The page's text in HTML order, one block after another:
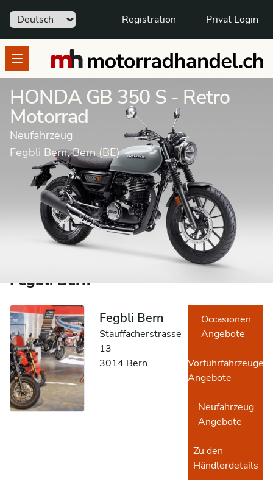
Sprache Registration Privat Login
Open menumotorradhandel.ch
HONDA GB 350 S - Retro
Motorrad
Neufahrzeug
Fegbli Bern, Bern (BE)
Motorrad Neufahrzeug
Retro Motorrad
HONDA
GB 350
Dieses Fahrzeug wurde verkauft.
Weitere Angebote von Händler
Fegbli Bern
Fegbli Bern
Stauffacherstrasse
13
3014 Bern
Occasionen
Angebote
Vorführfahrzeuge
Angebote
Neufahrzeug
Angebote
Zu den
Händlerdetails